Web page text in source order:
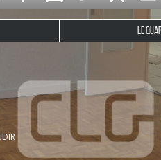
LE
proche du chemin du
cellier, 1 chambre